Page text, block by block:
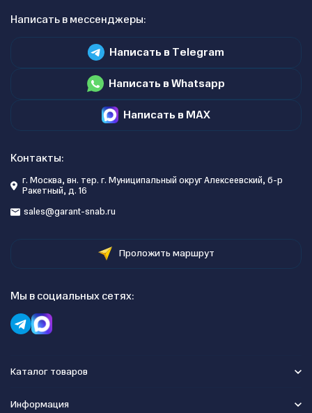
Написать в мессенджеры:
Написать в Telegram
Написать в Whatsapp
Написать в MAX
Контакты:
г. Москва, вн. тер. г. Муниципальный округ Алексеевский, б-р
Ракетный, д. 16
sales@garant-snab.ru
Проложить маршрут
Мы в социальных сетях:
Каталог товаров
Информация